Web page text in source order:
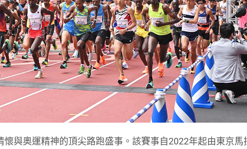
與奧運精神的頂尖路跑盛事。該賽事自2022年起由東京馬